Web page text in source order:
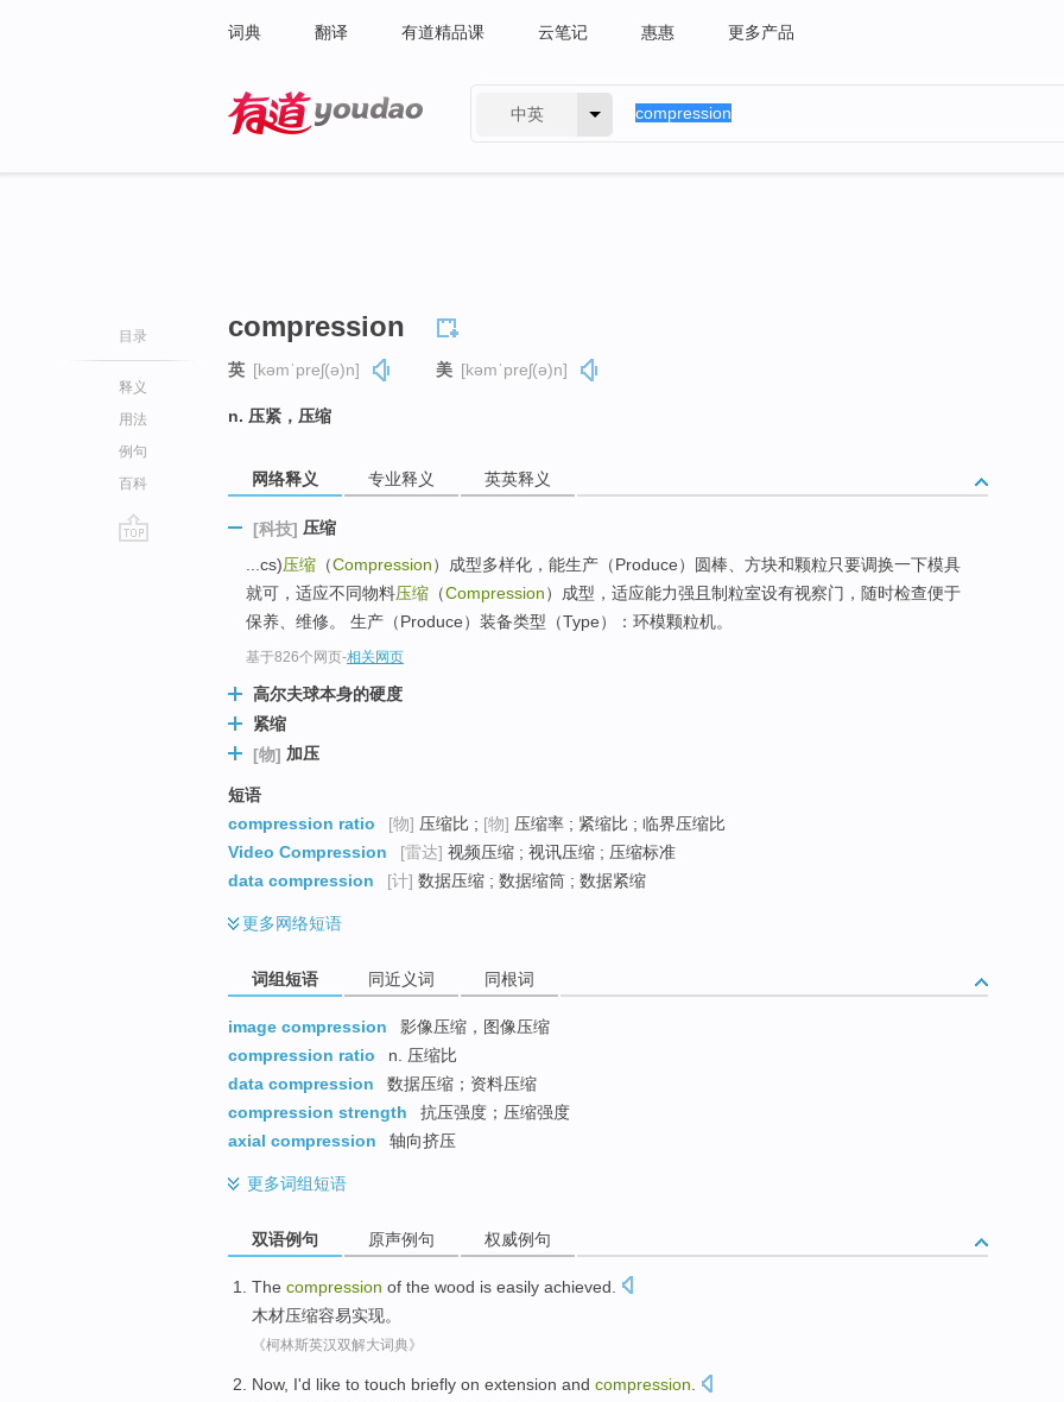
词典 翻译 有道精品课 云笔记 惠惠 更多产品
中英
目录
释义
用法
例句
百科
compression
英 [kəmˈpreʃ(ə)n] 美 [kəmˈpreʃ(ə)n]
n. 压紧，压缩
网络释义 专业释义 英英释义
[科技] 压缩
...cs)压缩 （Compression）成型多样化，能生产（Produce）圆棒、方块和颗粒只要调换一下模具
就可，适应不同物料压缩 （Compression）成型，适应能力强且制粒室设有视察门，随时检查便于
保养、维修。 生产（Produce）装备类型（Type）：环模颗粒机。
基于826个网页-相关网页
高尔夫球本身的硬度
紧缩
[物] 加压
短语
compression ratio
[物] 压缩比 ; [物] 压缩率 ; 紧缩比 ; 临界压缩比
Video Compression
[雷达] 视频压缩 ; 视讯压缩 ; 压缩标准
data compression
[计] 数据压缩 ; 数据缩筒 ; 数据紧缩
更多网络短语
词组短语 同近义词 同根词
image compression
影像压缩，图像压缩
compression ratio
n. 压缩比
data compression
数据压缩；资料压缩
compression strength
抗压强度；压缩强度
axial compression
轴向挤压
更多词组短语
双语例句 原声例句 权威例句
The compression of the wood is easily achieved
木材压缩容易实现。
《柯林斯英汉双解大词典》
Now, I'd like to touch briefly on extension and compression.